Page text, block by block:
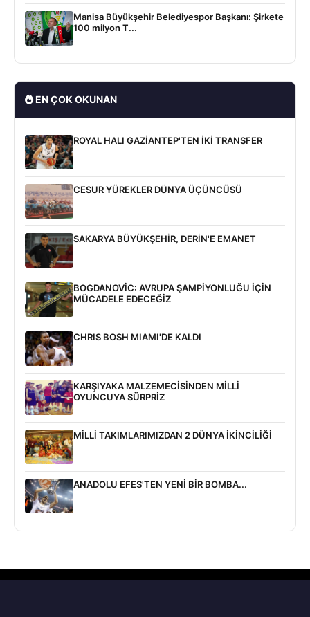
Manisa Büyükşehir Belediyespor Başkanı: Şirkete
100 milyon T...
EN ÇOK OKUNAN
ROYAL HALI GAZİANTEP'TEN İKİ TRANSFER
CESUR YÜREKLER DÜNYA ÜÇÜNCÜSÜ
SAKARYA BÜYÜKŞEHİR, DERİN'E EMANET
BOGDANOVİC: AVRUPA ŞAMPİYONLUĞU İÇİN
MÜCADELE EDECEĞİZ
CHRIS BOSH MIAMI'DE KALDI
KARŞIYAKA MALZEMECİSİNDEN MİLLİ
OYUNCUYA SÜRPRİZ
MİLLİ TAKIMLARIMIZDAN 2 DÜNYA İKİNCİLİĞİ
ANADOLU EFES'TEN YENİ BİR BOMBA...